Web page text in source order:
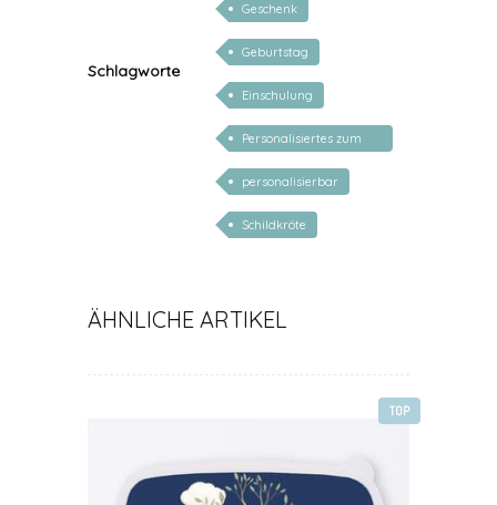
Schlagworte
Geschenk
Geburtstag
Einschulung
Personalisiertes zum
Schulanfang
personalisierbar
Schildkröte
ÄHNLICHE ARTIKEL
TOP